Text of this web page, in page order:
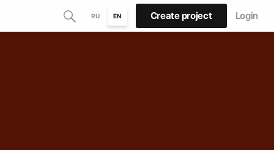
RU EN Create project Login